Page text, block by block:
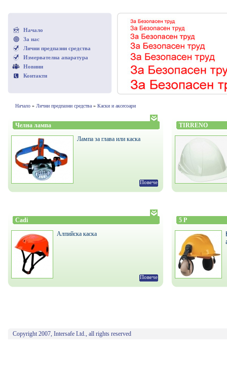
Начало
За нас
Лични предпазни средства
Измервателна апаратура
Новини
Контакти
Начало » Лични предпазни средства » Каски и аксесоари
Челна лампа
Лампа за глава или каска
Повече
TIRRENO
Cadi
Алпийска каска
Повече
5 P
Copyright 2007, Intersafe Ltd., all rights reserved